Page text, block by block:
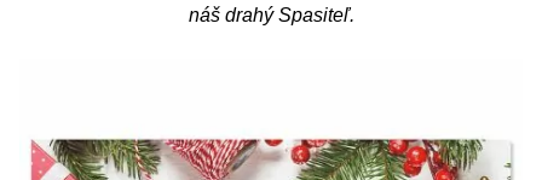
náš drahý Spasiteľ.